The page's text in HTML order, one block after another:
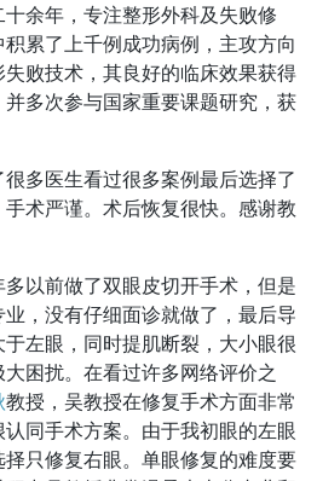
十余年，专注整形外科及失败修
累了上千例成功病例，主攻方向
败技术，其良好的临床效果获得
多次参与国家重要课题研究，获
很多医生看过很多案例最后选择了
术严谨。术后恢复很快。感谢教
多以前做了双眼皮切开手术，但是
，没有仔细面诊就做了，最后导
左眼，同时提肌断裂，大小眼很
困扰。在看过许多网络评价之
教授，吴教授在修复手术方面非常
同手术方案。由于我初眼的左眼
只修复右眼。单眼修复的难度要